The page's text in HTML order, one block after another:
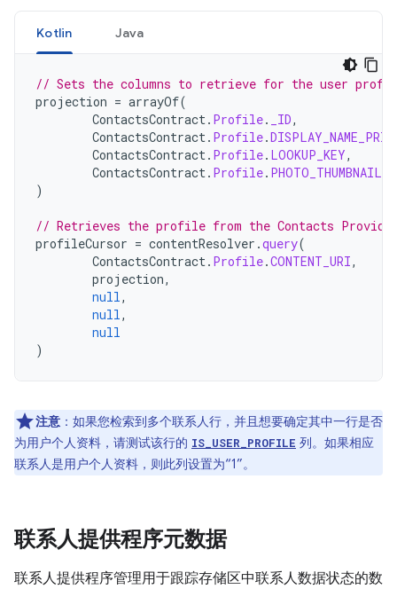
Kotlin Java
// Sets the columns to retrieve for the user
projection = arrayOf(
ContactsContract. Profile. _ID,
ContactsContract. Profile.
ContactsContract. Profile. LOOKUP_KEY,
ContactsContract. Profile.
)
// Retrieves the profile from the Contacts
profileCursor = contentResolver .query(
ContactsContract. Profile.CONTENT_URI,
projection,
null,
null,
null
)
注意 ：如果您检索到多个联系人行，并且想要确定其中一行是否
为用户个人资料，请测试该行的 IS_USER_PROFILE 列。如果相应
联系人是用户个人资料，则此列设置为“1”。
联系人提供程序元数据
联系人提供程序管理用于跟踪存储区中联系人数据状态的数